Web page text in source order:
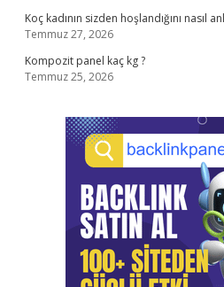
Koç kadının sizden hoşlandığını nasıl
Temmuz 27, 2026
Kompozit panel kaç kg ?
Temmuz 25, 2026